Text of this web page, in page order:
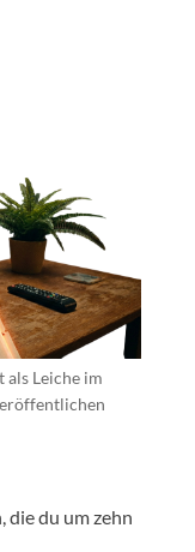
Leiche im
die du um zehn